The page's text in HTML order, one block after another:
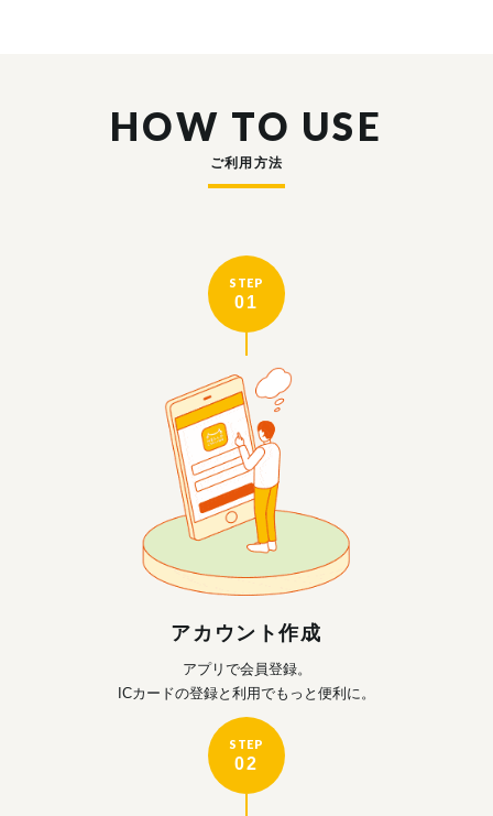
HOW TO USE
ご利用方法
STEP
01
アカウント作成
アプリで会員登録。
ICカードの登録と利用でもっと便利に。
STEP
02